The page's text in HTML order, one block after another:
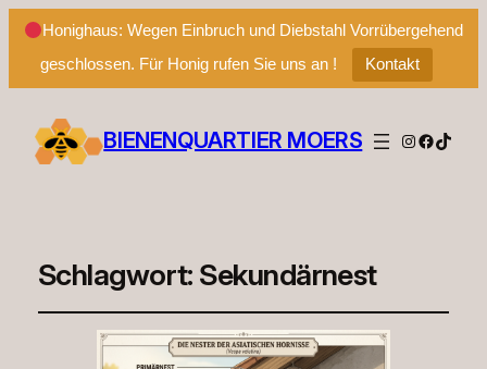
Honighaus: Wegen Einbruch und Diebstahl Vorrübergehend
geschlossen. Für Honig rufen Sie uns an !
Kontakt
BIENENQUARTIER MOERS Instagram
Schlagwort: Sekundärnest